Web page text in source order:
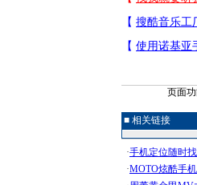
页面
■ 相关链接